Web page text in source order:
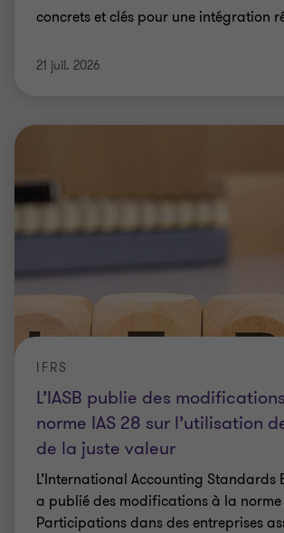
concrets et clés pour une intégration
21 juil. 2026
L’IASB publie des
norme IAS 28 sur l’utilisation
de la juste valeur
IFRS
L’International Accounting Standards
a publié des modifications à la norme
Participations dans des entreprises